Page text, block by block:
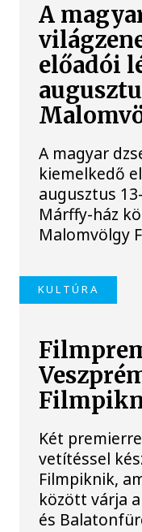
A
előadói
A magyar
kiemelkedő
augusztus
Márffy-ház
Malomvölgy
KULTÚRA
Két
vetítéssel
Filmpiknik,
között várja
és